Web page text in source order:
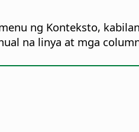
ng Konteksto,
na linya at mga